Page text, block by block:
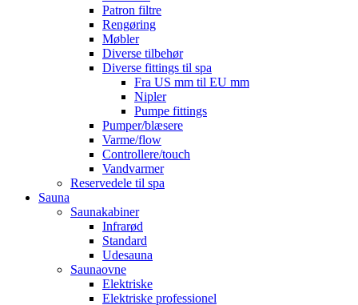
Patron filtre
Rengøring
Møbler
Diverse tilbehør
Diverse fittings til spa
Fra US mm til EU mm
Nipler
Pumpe fittings
Pumper/blæsere
Varme/flow
Controllere/touch
Vandvarmer
Reservedele til spa
Sauna
Saunakabiner
Infrarød
Standard
Udesauna
Saunaovne
Elektriske
Elektriske professionel